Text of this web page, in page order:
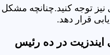
توجه کنید.چنانچه
قرار دهد.
در ده رئیس